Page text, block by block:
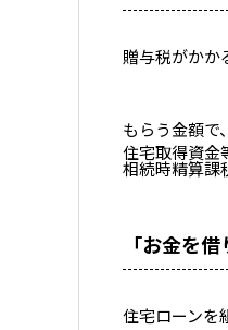
贈与税がかか
もらう金額で
住宅取得資金
相続時精算課
「お金を借
住宅ローンを